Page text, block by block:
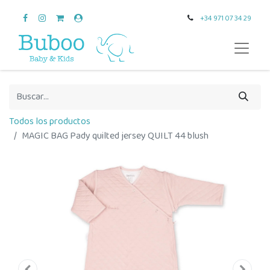
+34 971 07 34 29
Todos los productos
MAGIC BAG Pady quilted jersey QUILT 44 blush